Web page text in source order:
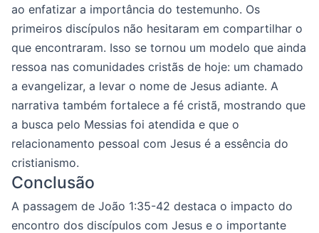
ao enfatizar a importância do testemunho. Os
primeiros discípulos não hesitaram em compartilhar o
que encontraram. Isso se tornou um modelo que ainda
ressoa nas comunidades cristãs de hoje: um chamado
a evangelizar, a levar o nome de Jesus adiante. A
narrativa também fortalece a fé cristã, mostrando que
a busca pelo Messias foi atendida e que o
relacionamento pessoal com Jesus é a essência do
cristianismo.
Conclusão
A passagem de João 1:35-42 destaca o impacto do
encontro dos discípulos com Jesus e o importante